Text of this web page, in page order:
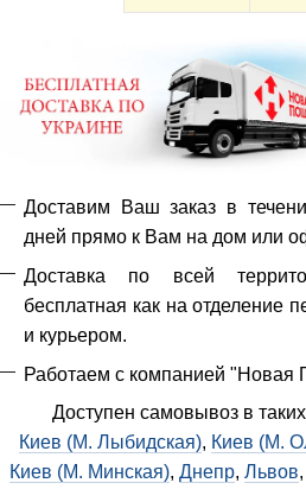
Доставим Ваш заказ в
дней прямо к Вам на дом или
Доставка по всей
бесплатная как на отделение
и курьером.
Работаем с компанией "Новая
Доступен самовывоз в
Киев (М. Лыбидская), Киев (М.
Киев (М. Минская), Днепр, Львов,